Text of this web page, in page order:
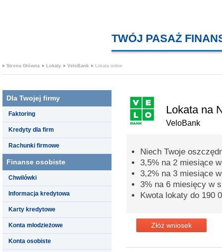
TWÓJ PASAŻ
Strona Główna Lokaty VeloBank Lokata online
Dla Twojej firmy
Faktoring
Kredyty dla firm
Rachunki firmowe
Finanse osobiste
Chwilówki
Informacja kredytowa
Karty kredytowe
Konta młodzieżowe
Konta osobiste
Lokata na
VeloBank
Niech Twoje
3,5% na 2 miesiące
3,2% na 3 miesiące
3% na 6 miesięcy w
Kwota lokaty do 190
Złóż wniosek